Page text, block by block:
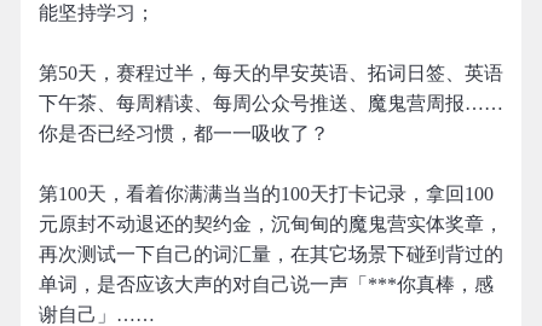
能坚持学习；
第50天，赛程过半，每天的早安英语、拓词日签、英语
下午茶、每周精读、每周公众号推送、魔鬼营周报……
你是否已经习惯，都一一吸收了？
第100天，看着你满满当当的100天打卡记录，拿回100
元原封不动退还的契约金，沉甸甸的魔鬼营实体奖章，
再次测试一下自己的词汇量，在其它场景下碰到背过的
单词，是否应该大声的对自己说一声「***你真棒，感
谢自己」……